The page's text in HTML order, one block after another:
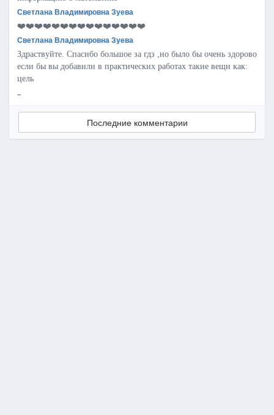
Светлана Владимировна Зуева
❤️❤️❤️❤️❤️❤️❤️❤️❤️❤️❤️❤️❤️❤️❤️
Светлана Владимировна Зуева
Здраствуйте. Спасибо большое за гдз ,но было бы очень здорово
если бы вы добавили в практических работах такие вещи как:
цель
..
Последние комментарии